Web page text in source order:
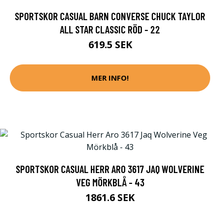
SPORTSKOR CASUAL BARN CONVERSE CHUCK TAYLOR
ALL STAR CLASSIC RÖD - 22
619.5 SEK
MER INFO!
SPORTSKOR CASUAL HERR ARO 3617 JAQ WOLVERINE
VEG MÖRKBLÅ - 43
1861.6 SEK